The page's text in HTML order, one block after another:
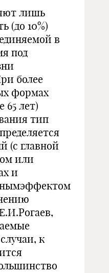
лишь
(до 10%)
в
под
более
формах
65 лет)
тип
(с главной
или
и
к